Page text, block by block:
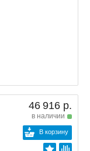
46 916 р.
в наличии
В корзину